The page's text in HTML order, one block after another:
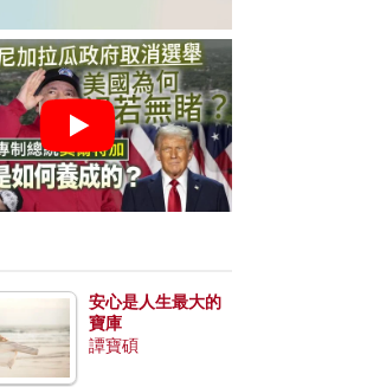
安心是人生最大的
寶庫
譚寶碩